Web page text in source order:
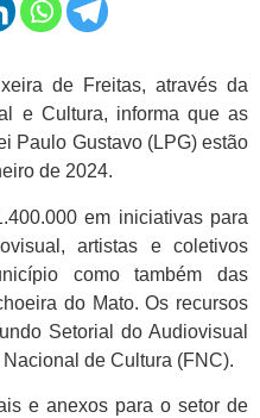
de Freitas, através da
e Cultura, informa que as
Paulo Gustavo (LPG) estão
de 2024.
em iniciativas para
artistas e coletivos
como também das
do Mato. Os recursos
Setorial do Audiovisual
de Cultura (FNC).
e anexos para o setor de